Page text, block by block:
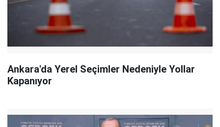
Ankara'da Yerel Seçimler Nedeniyle Yollar
Kapanıyor